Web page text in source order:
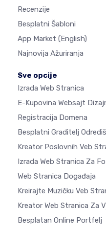
Recenzije
Besplatni Šabloni
App Market (English)
Najnovija Ažuriranja
Sve opcije
Izrada Web Stranica
E-Kupovina Websajt
Registracija Domena
Besplatni Graditelj
Kreator Poslovnih Veb
Izrada Web Stranica Za
Web Stranica Događaja
Kreirajte Muzičku Veb
Kreator Web Stranica Za
Besplatan Online Portfelj